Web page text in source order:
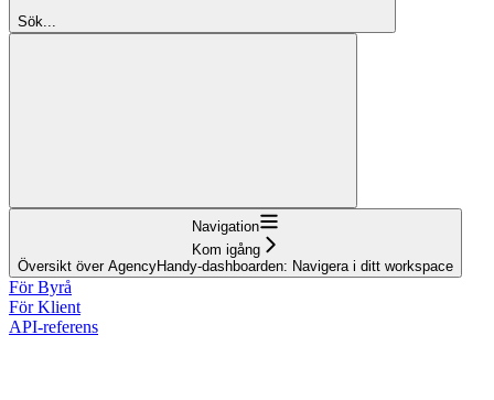
Sök...
Navigation
Kom igång
Översikt över AgencyHandy-dashboarden: Navigera i ditt workspace
För Byrå
För Klient
API-referens